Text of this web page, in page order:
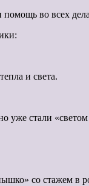
во всех
и света.
уже стали
со стажем в